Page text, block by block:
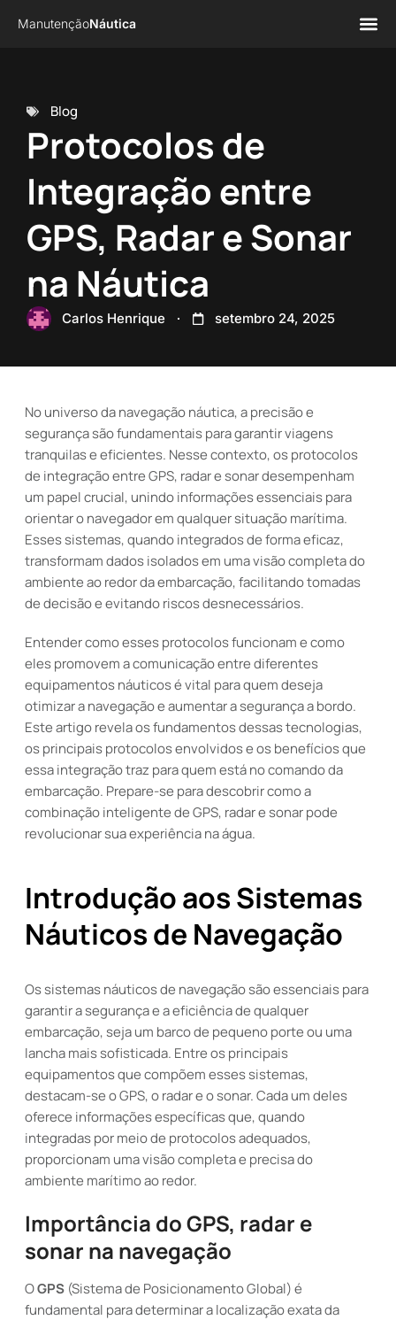
ManutençãoNáutica
Blog
Protocolos de
Integração entre
GPS, Radar e Sonar
na Náutica
Carlos Henrique setembro 24, 2025
No universo da navegação náutica, a precisão e
segurança são fundamentais para garantir viagens
tranquilas e eficientes. Nesse contexto, os protocolos
de integração entre GPS, radar e sonar desempenham
um papel crucial, unindo informações essenciais para
orientar o navegador em qualquer situação marítima.
Esses sistemas, quando integrados de forma eficaz,
transformam dados isolados em uma visão completa do
ambiente ao redor da embarcação, facilitando tomadas
de decisão e evitando riscos desnecessários.
Entender como esses protocolos funcionam e como
eles promovem a comunicação entre diferentes
equipamentos náuticos é vital para quem deseja
otimizar a navegação e aumentar a segurança a bordo.
Este artigo revela os fundamentos dessas tecnologias,
os principais protocolos envolvidos e os benefícios que
essa integração traz para quem está no comando da
embarcação. Prepare-se para descobrir como a
combinação inteligente de GPS, radar e sonar pode
revolucionar sua experiência na água.
Introdução aos Sistemas
Náuticos de Navegação
Os sistemas náuticos de navegação são essenciais para
garantir a segurança e a eficiência de qualquer
embarcação, seja um barco de pequeno porte ou uma
lancha mais sofisticada. Entre os principais
equipamentos que compõem esses sistemas,
destacam-se o GPS, o radar e o sonar. Cada um deles
oferece informações específicas que, quando
integradas por meio de protocolos adequados,
proporcionam uma visão completa e precisa do
ambiente marítimo ao redor.
Importância do GPS, radar e
sonar na navegação
OGPS (Sistema de Posicionamento Global) é
fundamental para determinar a localização exata da